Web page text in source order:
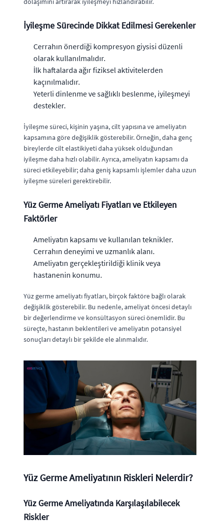
İyileşme Sürecinde Dikkat Edilmesi Gerekenler
Cerrahın önerdiği kompresyon giysisi düzenli
olarak kullanılmalıdır.
İlk haftalarda ağır fiziksel aktivitelerden
kaçınılmalıdır.
Yeterli dinlenme ve sağlıklı beslenme, iyileşmeyi
destekler.
İyileşme süreci, kişinin yaşına, cilt yapısına ve ameliyatın
kapsamına göre değişiklik gösterebilir. Örneğin, daha genç
bireylerde cilt elastikiyeti daha yüksek olduğundan
iyileşme daha hızlı olabilir. Ayrıca, ameliyatın kapsamı da
süreci etkileyebilir; daha geniş kapsamlı işlemler daha uzun
iyileşme süreleri gerektirebilir.
Yüz Germe Ameliyatı Fiyatları ve Etkileyen
Faktörler
Ameliyatın kapsamı ve kullanılan teknikler.
Cerrahın deneyimi ve uzmanlık alanı.
Ameliyatın gerçekleştirildiği klinik veya
hastanenin konumu.
Yüz germe ameliyatı fiyatları, birçok faktöre bağlı olarak
değişiklik gösterebilir. Bu nedenle, ameliyat öncesi detaylı
bir değerlendirme ve konsültasyon süreci önemlidir. Bu
süreçte, hastanın beklentileri ve ameliyatın potansiyel
sonuçları detaylı bir şekilde ele alınmalıdır.
Yüz Germe Ameliyatının Riskleri Nelerdir?
Yüz Germe Ameliyatında Karşılaşılabilecek
Riskler